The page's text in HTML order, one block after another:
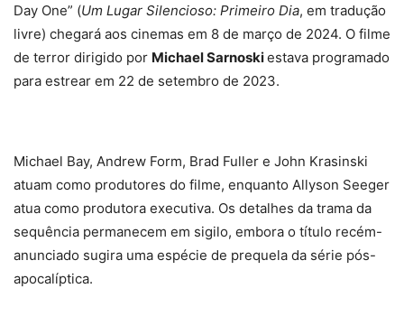
Day One” (Um Lugar Silencioso: Primeiro Dia, em tradução
livre) chegará aos cinemas em 8 de março de 2024. O filme
de terror dirigido por Michael Sarnoskiestava programado
para estrear em 22 de setembro de 2023.
Michael Bay, Andrew Form, Brad Fuller e John Krasinski
atuam como produtores do filme, enquanto Allyson Seeger
atua como produtora executiva. Os detalhes da trama da
sequência permanecem em sigilo, embora o título recém-
anunciado sugira uma espécie de prequela da série pós-
apocalíptica.